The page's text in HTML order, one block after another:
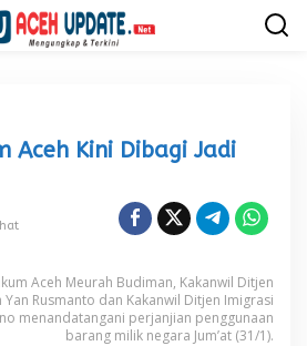
Aceh Kini Dibagi Jadi
Aceh Meurah Budiman, Kakanwil Ditjen
Yan Rusmanto dan Kakanwil Ditjen Imigrasi
menandatangani perjanjian penggunaan
barang milik negara Jum’at (31/1).